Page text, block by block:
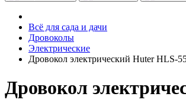
Всё для сада и дачи
Дровоколы
Электрические
Дровокол электрический Huter HLS-
Дровокол